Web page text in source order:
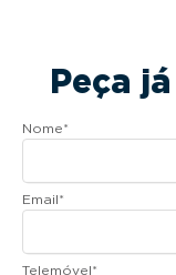
Peça
Nome*
Email*
Telemóvel*